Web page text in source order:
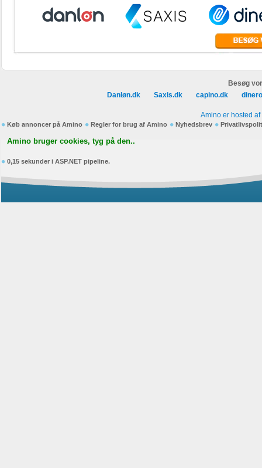
Besøg
Danløn.dk
Saxis.dk capino.dk
Amino er hosted af
Køb annoncer på Amino Regler for brug af Amino Nyhedsbrev
Amino bruger cookies, tyg på den..
0,15 sekunder i ASP.NET pipeline.